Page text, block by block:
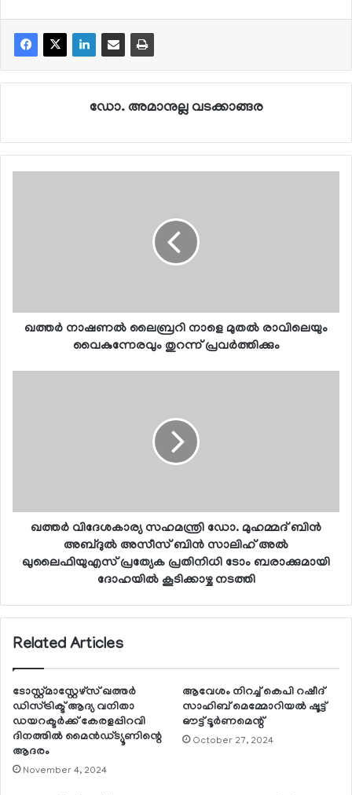
ഡോ. അമാനുല്ല വടക്കാങ്ങര
ഖത്തര്‍ നാഷണല്‍ ലൈബ്രറി നാളെ മുതല്‍ രാവിലെയും
വൈകുന്നേരവും തുറന്ന് പ്രവര്‍ത്തിക്കും
ഖത്തര്‍ വിദേശകാര്യ സഹമന്ത്രി ഡോ. മുഹമ്മദ് ബിന്‍
അബ്ദുല്‍ അസീസ് ബിന്‍ സാലിഹ് അല്‍
ഖുലൈഫിയുഎസ് പ്രത്യേക പ്രതിനിധി ടോം ബരാക്കുമായി
ദോഹയില്‍ കൂടിക്കാഴ്ച നടത്തി
Related Articles
ടോസ്റ്റ്മാസ്റ്റേഴ്‌സ് ഖത്തര്‍
ഡിസ്ട്രിക്ട് ആദ്യ വനിതാ
ഡയറക്ടര്‍ക്ക് കേരളപ്പിറവി
ദിനത്തില്‍ മൈന്‍ഡ്ട്യൂണിന്റെ
ആദരം
November 4, 2024
ആവേശം നിറച്ച് കെപി റഷീദ്
സാഹിബ് മെമ്മോറിയല്‍ ഷൂട്ട്
ഔട്ട് ടൂര്‍ണമെന്റ്
October 27, 2024